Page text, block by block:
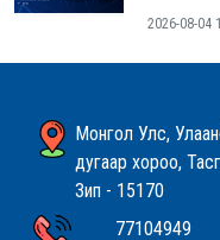
2026-08-04
Монгол Улс,
дугаар хороо,
Зип - 15170
77104949